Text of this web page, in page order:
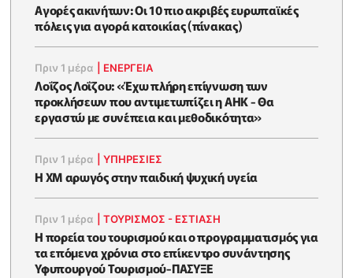
Αγορές ακινήτων: Οι 10 πιο ακριβές ευρωπαϊκές
πόλεις για αγορά κατοικίας (πίνακας)
Πριν 1 μέρα ΕΝΈΡΓΕΙΑ
Λοΐζος Λοΐζου: «Έχω πλήρη επίγνωση των
προκλήσεων που αντιμετωπίζει η ΑΗΚ - Θα
εργαστώ με συνέπεια και μεθοδικότητα»
Πριν 1 μέρα |ΥΠΗΡΕΣΙΕΣ
Η XM αρωγός στην παιδική ψυχική υγεία
Πριν 1 μέρα |ΤΟΥΡΙΣΜΟΣ - ΕΣΤΙΑΣΗ
Η πορεία του τουρισμού και ο προγραμματισμός για
τα επόμενα χρόνια στο επίκεντρο συνάντησης
Υφυπουργού Τουρισμού-ΠΑΣΥΞΕ